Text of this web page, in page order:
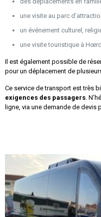
une visite au parc
un événement culturel,
une visite touristique à
Il est également possible de
pour un déplacement de
Ce service de transport est très
exigences des passagers.
ligne, via une demande de devis